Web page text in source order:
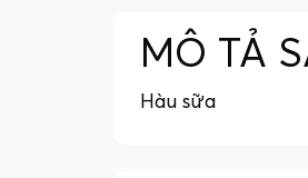
MÔ TẢ
Hàu sữa